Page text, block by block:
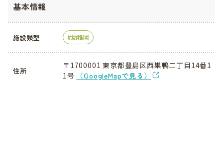
基本情報
施設類型 幼稚園
住所
〒1700001 東京都豊島区西巣鴨二丁目14番1
1号
（GoogleMapで見る）